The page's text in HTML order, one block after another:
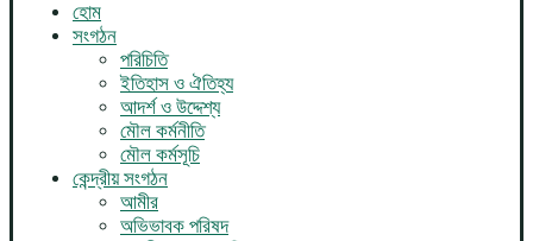
হোম
সংগঠন
পরিচিতি
ইতিহাস ও ঐতিহ্য
আদর্শ ও উদ্দেশ্য
মৌল কর্মনীতি
মৌল কর্মসূচি
কেন্দ্রীয় সংগঠন
আমীর
অভিভাবক পরিষদ